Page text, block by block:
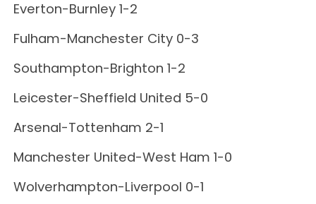
Everton-Burnley 1-2
Fulham-Manchester City 0-3
Southampton-Brighton 1-2
Leicester-Sheffield United 5-0
Arsenal-Tottenham 2-1
Manchester United-West Ham 1-0
Wolverhampton-Liverpool 0-1